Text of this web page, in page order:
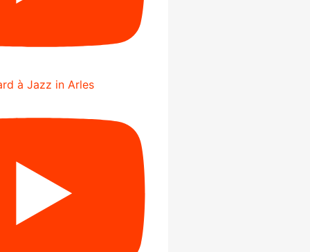
à Jazz in Arles